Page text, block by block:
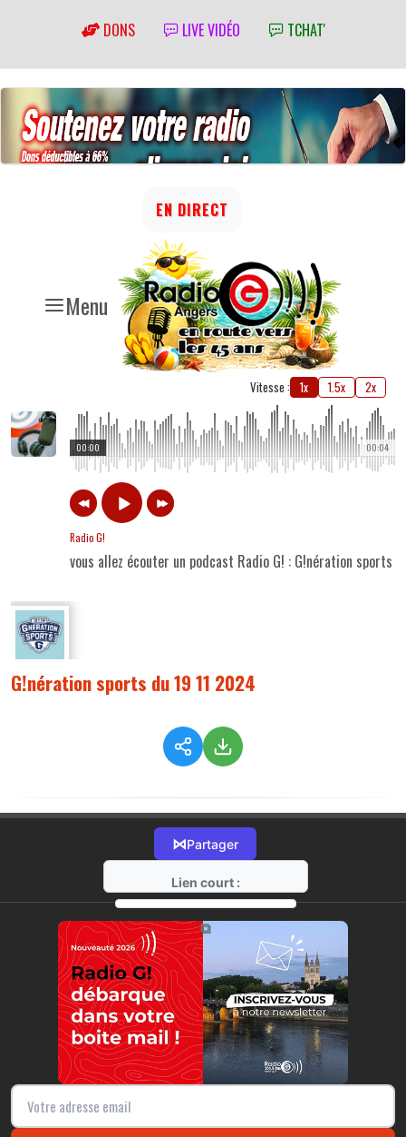
DONS LIVE VIDÉO TCHAT'
Menu
EN DIRECT
Vitesse : 1x 1.5x 2x
00:04
00:00
Radio G!
vous allez écouter un podcast Radio G! : G!nération sports
G!nération sports du 19 11 2024
⋈Partager
Lien court :
https://radio-g.fr?16017
⧉